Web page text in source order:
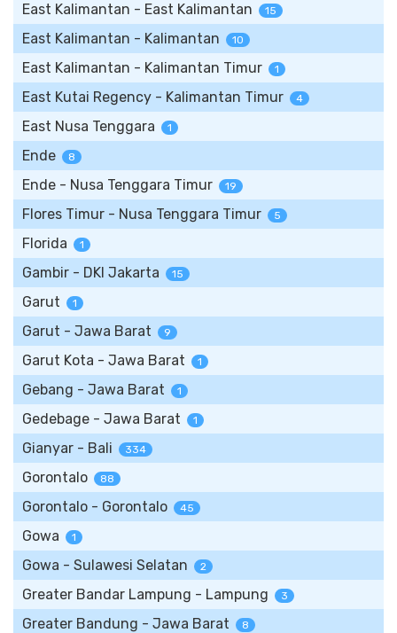
East Kalimantan - East Kalimantan 15
East Kalimantan - Kalimantan 10
East Kalimantan - Kalimantan Timur 1
East Kutai Regency - Kalimantan Timur 4
East Nusa Tenggara 1
Ende 8
Ende - Nusa Tenggara Timur 19
Flores Timur - Nusa Tenggara Timur 5
Florida 1
Gambir - DKI Jakarta 15
Garut 1
Garut - Jawa Barat 9
Garut Kota - Jawa Barat 1
Gebang - Jawa Barat 1
Gedebage - Jawa Barat 1
Gianyar - Bali 334
Gorontalo 88
Gorontalo - Gorontalo 45
Gowa 1
Gowa - Sulawesi Selatan 2
Greater Bandar Lampung - Lampung 3
Greater Bandung - Jawa Barat 8